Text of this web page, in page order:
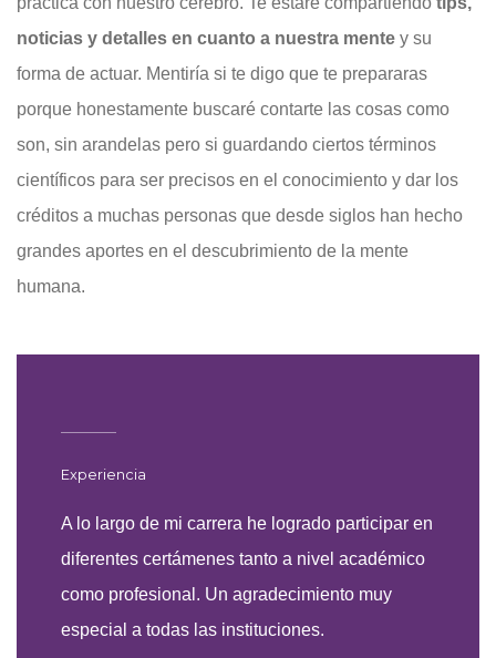
noticias y detalles en cuanto a nuestra mente y su
forma de actuar. Mentiría si te digo que te prepararas
porque honestamente buscaré contarte las cosas como
son, sin arandelas pero si guardando ciertos términos
científicos para ser precisos en el conocimiento y dar los
créditos a muchas personas que desde siglos han hecho
grandes aportes en el descubrimiento de la mente
humana.
Experiencia
A lo largo de mi carrera he logrado participar en
diferentes certámenes tanto a nivel académico
como profesional. Un agradecimiento muy
especial a todas las instituciones.